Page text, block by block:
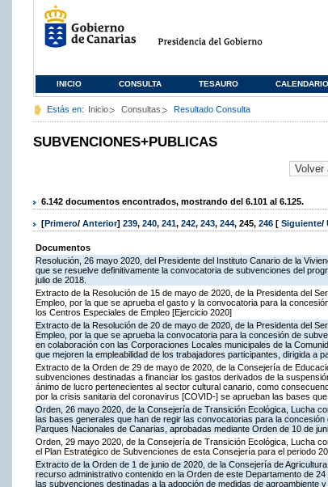
INICIO CONSULTA TESAURO CALENDARIO
Estás en: Inicio Consultas Resultado Consulta
SUBVENCIONES+PUBLICAS
6.142 documentos encontrados, mostrando del 6.101 al 6.125.
[Primero/ Anterior] 239, 240, 241, 242, 243, 244, 245, 246 [ Siguiente/
Documentos
Resolución, 26 mayo 2020, del Presidente del Instituto Canario de la
que se resuelve definitivamente la convocatoria de subvenciones del
julio de 2018.
Extracto de la Resolución de 15 de mayo de 2020, de la Presidenta del
Empleo, por la que se aprueba el gasto y la convocatoria para la
los Centros Especiales de Empleo [Ejercicio 2020]
Extracto de la Resolución de 20 de mayo de 2020, de la Presidenta del
Empleo, por la que se aprueba la convocatoria para la concesión de
en colaboración con las Corporaciones Locales municipales de la
que mejoren la empleabilidad de los trabajadores participantes, dirigida a
Extracto de la Orden de 29 de mayo de 2020, de la Consejería de
subvenciones destinadas a financiar los gastos derivados de la
ánimo de lucro pertenecientes al sector cultural canario, como
por la crisis sanitaria del coronavirus [COVID-] se aprueban las bases
Orden, 26 mayo 2020, de la Consejería de Transición Ecológica, Lucha
las bases generales que han de regir las convocatorias para la
Parques Nacionales de Canarias, aprobadas mediante Orden de 10 de
Orden, 29 mayo 2020, de la Consejería de Transición Ecológica, Lucha
el Plan Estratégico de Subvenciones de esta Consejería para el periodo
Extracto de la Orden de 1 de junio de 2020, de la Consejería de
recurso administrativo contenido en la Orden de este Departamento de
las subvenciones destinadas a la adopción de medidas de agroambiente